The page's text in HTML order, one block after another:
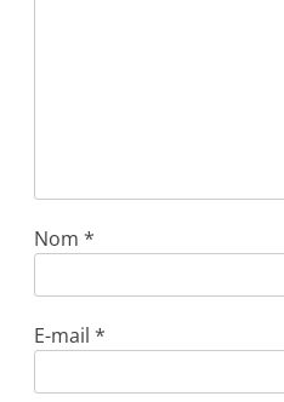
Nom *
E-mail *